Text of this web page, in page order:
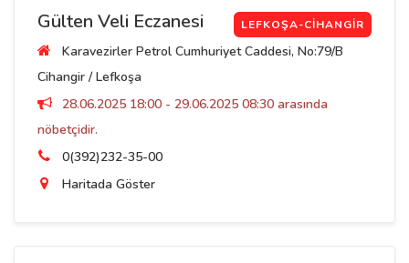
Gülten Veli Eczanesi LEFKOŞA-CIHANGIR
Karavezirler Petrol Cumhuriyet Caddesi, No:79/B
Cihangir / Lefkoşa
28.06.2025 18:00 - 29.06.2025 08:30 arasında
nöbetçidir.
0(392)232-35-00
Haritada Göster